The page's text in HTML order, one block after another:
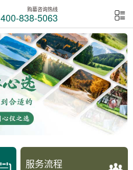
购墓咨询热线
400-838-5063
服务流程